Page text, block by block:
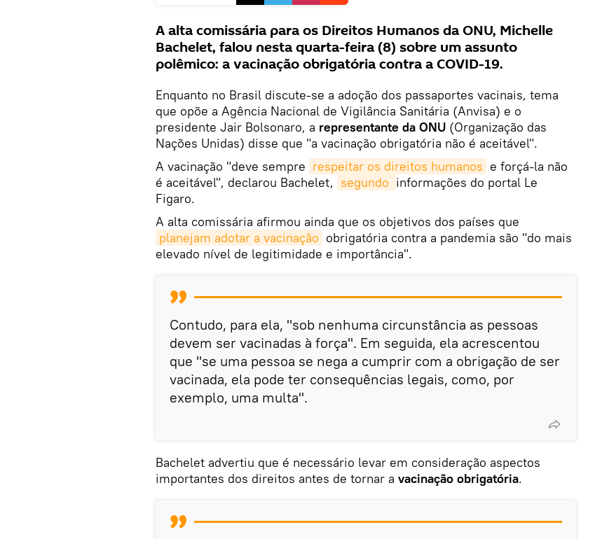
A alta comissária para os Direitos Humanos da ONU, Michelle
Bachelet, falou nesta quarta-feira (8) sobre um assunto
polêmico: a vacinação obrigatória contra a COVID-19.
Enquanto no Brasil discute-se a adoção dos passaportes vacinais, tema
que opõe a Agência Nacional de Vigilância Sanitária (Anvisa) e o
presidente Jair Bolsonaro, a representante da ONU (Organização das
Nações Unidas) disse que "a vacinação obrigatória não é aceitável".
A vacinação "deve sempre respeitar os direitos humanos e forçá-la não
é aceitável", declarou Bachelet, segundo informações do portal Le
Figaro.
A alta comissária afirmou ainda que os objetivos dos países que
planejam adotar a vacinação obrigatória contra a pandemia são "do mais
elevado nível de legitimidade e importância".
Contudo, para ela, "sob nenhuma circunstância as pessoas
devem ser vacinadas à força". Em seguida, ela acrescentou
que "se uma pessoa se nega a cumprir com a obrigação de ser
vacinada, ela pode ter consequências legais, como, por
exemplo, uma multa".
Bachelet advertiu que é necessário levar em consideração aspectos
importantes dos direitos antes de tornar a vacinação obrigatória.